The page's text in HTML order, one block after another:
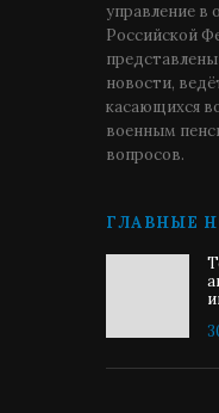
управление в
Российской
новости,
касающихся
военным
вопросов.
ГЛАВНЫЕ